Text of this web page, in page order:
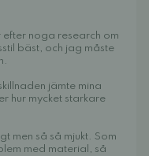
noga research om
bäst, och jag måste
jämte mina
hur mycket starkare
men så så mjukt. Som
med material, så